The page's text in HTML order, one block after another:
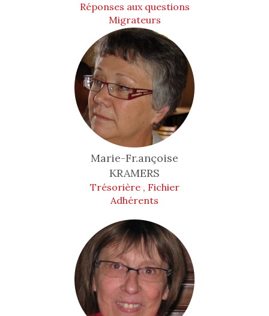
Réponses aux questions
Migrateurs
Marie-Fr.ançoise
KRAMERS
Trésorière , Fichier
Adhérents